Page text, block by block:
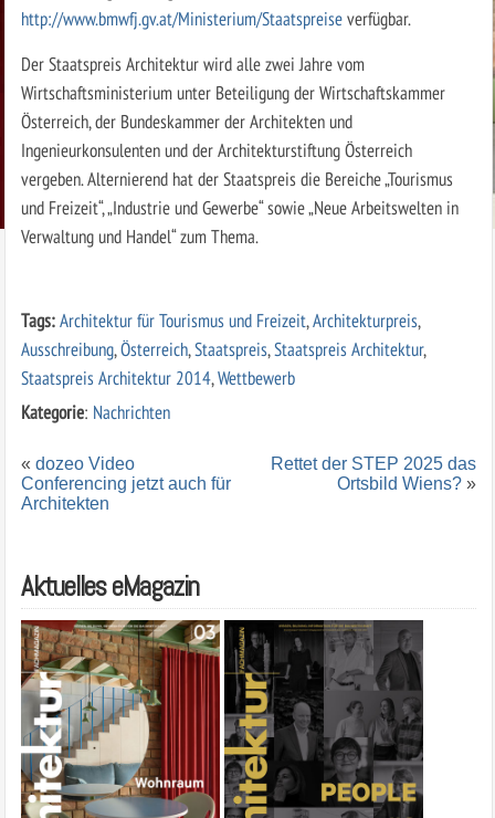
http://www.bmwfj.gv.at/Ministerium/Staatspreiseverfügbar.
Der Staatspreis Architektur wird alle zwei Jahre vom
Wirtschaftsministerium unter Beteiligung der Wirtschaftskammer
Österreich, der Bundeskammer der Architekten und
Ingenieurkonsulenten und der Architekturstiftung Österreich
vergeben. Alternierend hat der Staatspreis die Bereiche „Tourismus
und Freizeit“, „Industrie und Gewerbe“ sowie „Neue Arbeitswelten in
Verwaltung und Handel“ zum Thema.
Tags:Architektur für Tourismus und Freizeit,Architekturpreis,
Ausschreibung,Österreich,Staatspreis,Staatspreis Architektur,
Staatspreis Architektur 2014,Wettbewerb
Kategorie: Nachrichten
« dozeo Video
Conferencing jetzt auch für
Architekten
Rettet der STEP 2025 das
Ortsbild Wiens? »
Aktuelles eMagazin